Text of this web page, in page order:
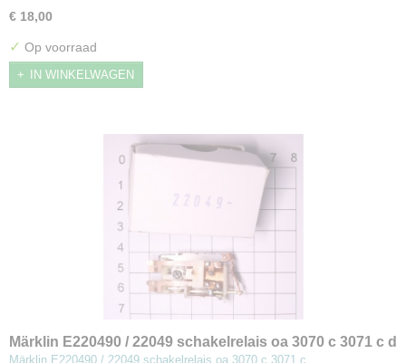
€ 18,00
✓ Op voorraad
IN WINKELWAGEN
Märklin E220490 / 22049 schakelrelais oa 3070 c 3071 c d
e TEE (MBT8)
Märklin E220490 / 22049 schakelrelais oa 3070 c 3071 c…